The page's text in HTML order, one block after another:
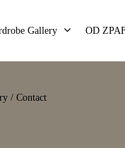
Gallery OD
/ Contact